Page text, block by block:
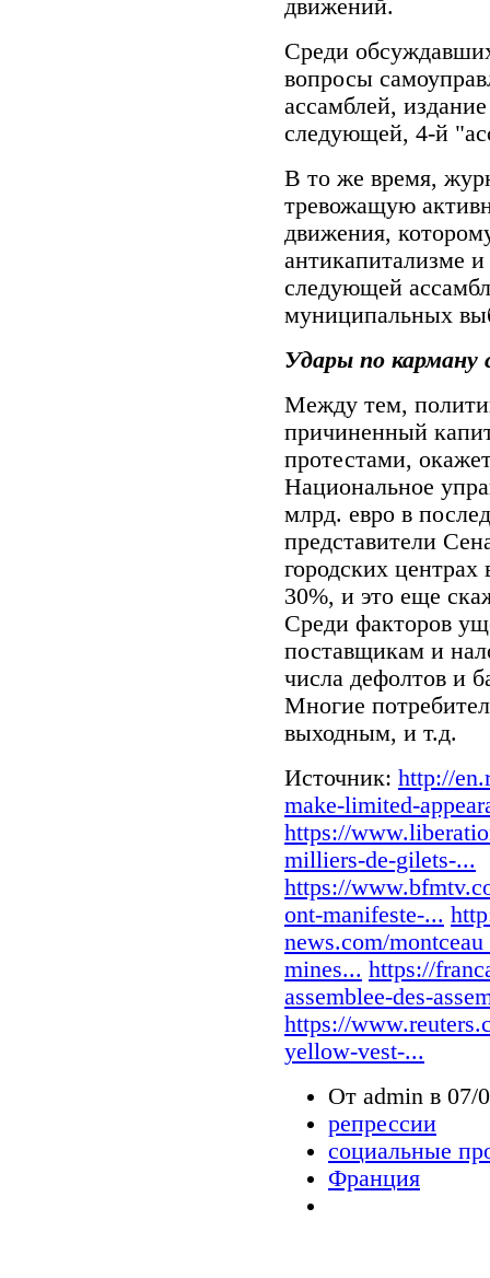
движений.
Среди
вопросы
ассамблей,
следующей, 4-й
В то же время,
тревожащую
движения,
антикапитализме и
следующей
муниципальных
Удары по карману
Между тем,
причиненный
протестами,
Национальное
млрд. евро в
представители
городских центрах
30%, и это еще
Среди факторов
поставщикам и
числа дефолтов и
Многие
выходным, и т.д.
Источник: http://
make-limited-
https://
milliers-de-gilets-...
https://
ont-manifeste-...
news.com/
mines... https://
assemblee-des-
https://
yellow-vest-...
От admin в 07/
репрессии
социальные
Франция